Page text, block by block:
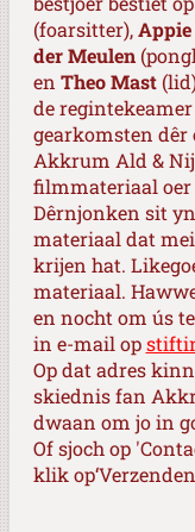
(foarsitter),
der Meulen
en Theo Mast
de
gearkomsten dêr
Akkrum Ald &
filmmateriaal oer
Dêrnjonken sit
materiaal dat
krijen hat.
materiaal.
en nocht om ús
in e-mail op
Op dat adres
skiednis fan
dwaan om jo in
Of sjoch op
klik